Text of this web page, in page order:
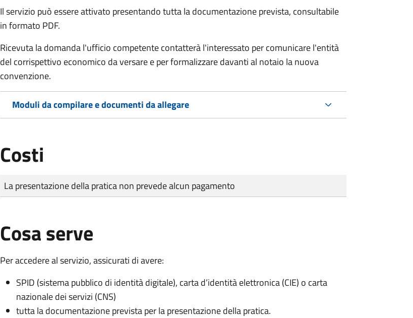
Il servizio può essere attivato presentando tutta la documentazione prevista, consultabile
in formato PDF.
Ricevuta la domanda l'ufficio competente contatterà l'interessato per comunicare l'entità
del corrispettivo economico da versare e per formalizzare davanti al notaio la nuova
convenzione.
Moduli da compilare e documenti da allegare
Costi
Tipo di pagamento
Importo
La presentazione della pratica non prevede alcun pagamento
Cosa serve
Per accedere al servizio, assicurati di avere:
SPID (sistema pubblico di identità digitale), carta d’identità elettronica (CIE) o carta
nazionale dei servizi (CNS)
tutta la documentazione prevista per la presentazione della pratica.